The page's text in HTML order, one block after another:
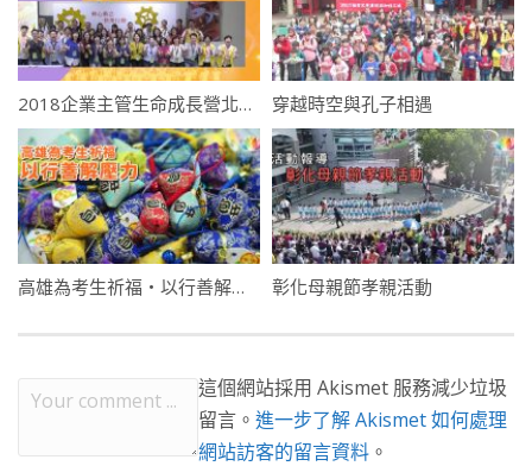
2018企業主管生命成長營北區場圓滿成功 穿越時空與孔子相遇
高雄為考生祈福・以行善解壓力 彰化母親節孝親活動
這個網站採用 Akismet 服務減少垃圾
留言。 進一步了解 Akismet 如何處理
網站訪客的留言資料 。